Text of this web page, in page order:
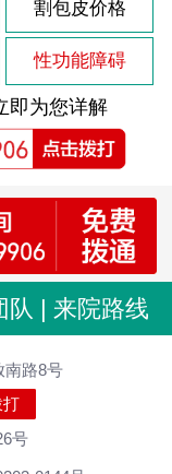
割包皮价格
性功能障碍
即为您详解
队 | 来院路线
南路8号
号